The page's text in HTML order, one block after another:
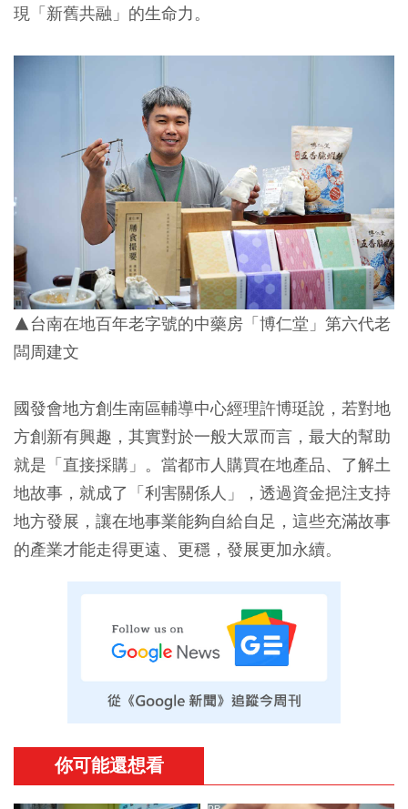
現「新舊共融」的生命力。
▲台南在地百年老字號的中藥房「博仁堂」第六代老
闆周建文
國發會地方創生南區輔導中心經理許博珽說，若對地
方創新有興趣，其實對於一般大眾而言，最大的幫助
就是「直接採購」。當都市人購買在地產品、了解土
地故事，就成了「利害關係人」，透過資金挹注支持
地方發展，讓在地事業能夠自給自足，這些充滿故事
的產業才能走得更遠、更穩，發展更加永續。